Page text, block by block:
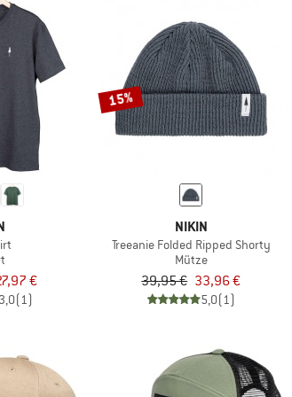
€
3,0(1)
15%
NIKIN
Treeanie Folded Ripped Shorty
Mütze
39,95 € 33,96 €
5,0(1)